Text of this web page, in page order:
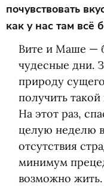
почувствовать
как у нас там всё
Вите и Маше —
чудесные дни.
природу
получить
На этот раз,
целую неделю
отсутствия
минимум
возможно жить.